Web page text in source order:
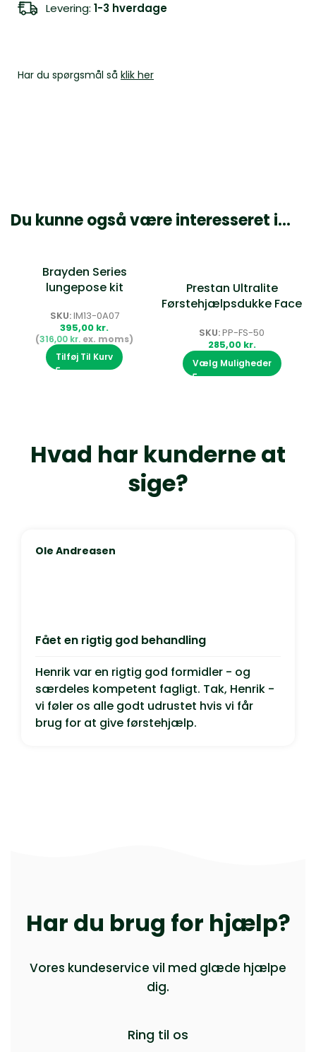
Levering: 1-3 hverdage
Har du spørgsmål så klik her
Du kunne også være interesseret i…
Brayden Series
lungepose kit
SKU:IM13-0A07
kr.
Tilføj Til Kurv
Prestan Ultralite
Førstehjælpsdukke Face
SKU:PP-FS-50
Vælg Muligheder
Hvad har kunderne at
sige?
Ole Andreasen
Fået en rigtig god behandling
Henrik var en rigtig god formidler - og
særdeles kompetent fagligt. Tak, Henrik -
vi føler os alle godt udrustet hvis vi får
brug for at give førstehjælp.
Har du brug for hjælp?
Vores kundeservice vil med glæde hjælpe
dig.
Ring til os